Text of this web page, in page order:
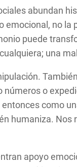
abundan
no
puede
una
o
como
humaniza.
apoyo